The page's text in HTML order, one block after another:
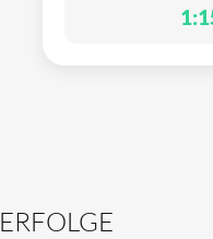
ERFOLGE